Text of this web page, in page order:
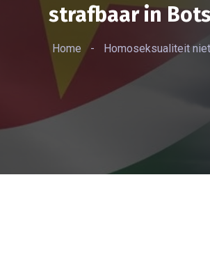
strafbaar in
Home - Homoseksualiteit